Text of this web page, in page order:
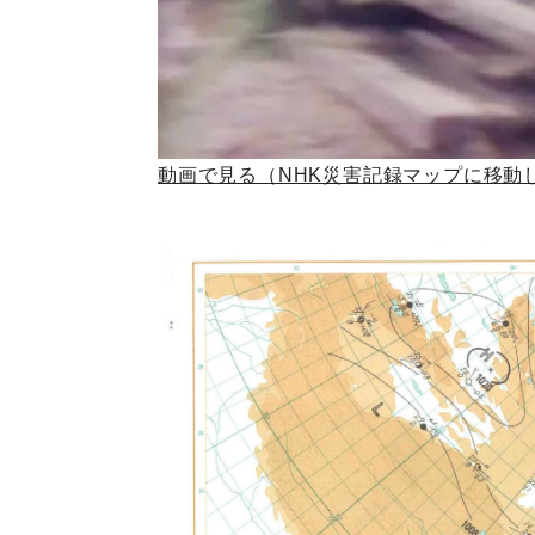
動画で見る（NHK災害記録マップに移動